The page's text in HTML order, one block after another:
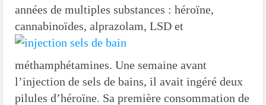
années de multiples substances : héroïne,
cannabinoïdes,alprazolam, LSD et
méthamphétamines. Une semaine avant
l’injection de sels de bains, il avait ingéré deux
pilules d’héroïne. Sa première consommation de